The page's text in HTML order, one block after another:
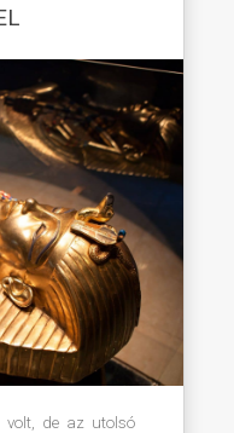
volt, de az utolsó